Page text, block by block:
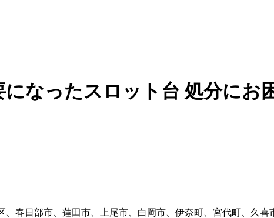
なったスロット台 処分にお
春日部市、蓮田市、上尾市、白岡市、伊奈町、宮代町、久喜